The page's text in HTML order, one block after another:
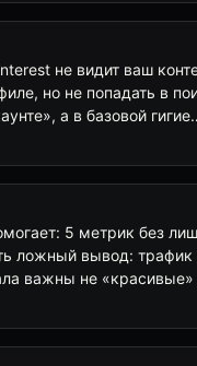
не видит ваш
но не попадать в
а в базовой
5 метрик без
ложный вывод:
важны не